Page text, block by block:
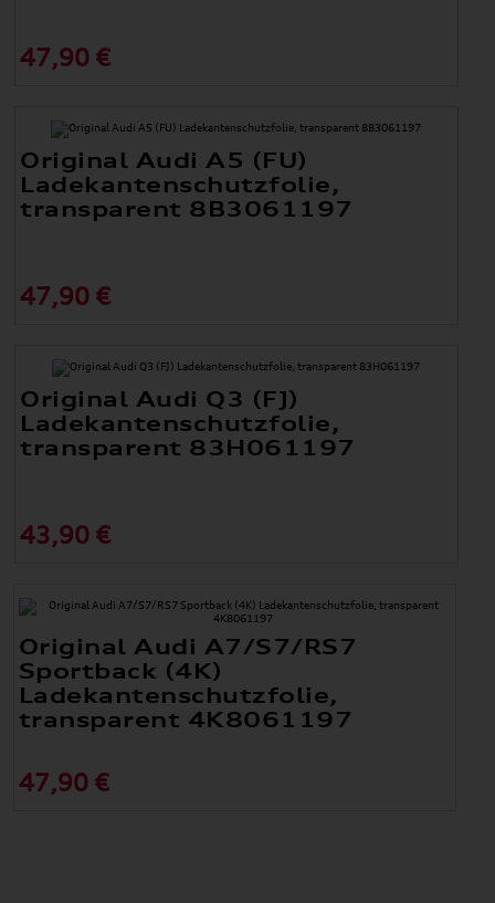
47,90 €
Original Audi A5 (FU)
Ladekantenschutzfolie,
transparent 8B3061197
47,90 €
Original Audi Q3 (FJ)
Ladekantenschutzfolie,
transparent 83H061197
43,90 €
Original Audi A7/S7/RS7
Sportback (4K)
Ladekantenschutzfolie,
transparent 4K8061197
47,90 €